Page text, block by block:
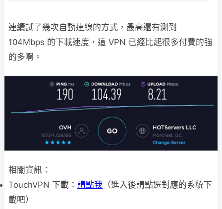
連續試了幾次自動連線的方式，最高還有測到
104Mbps 的下載速度，這 VPN 已經比起很多付費的強
的多啊。
相關資訊：
TouchVPN 下載： 請點我 （進入後請點選對應的系統下
載吧）